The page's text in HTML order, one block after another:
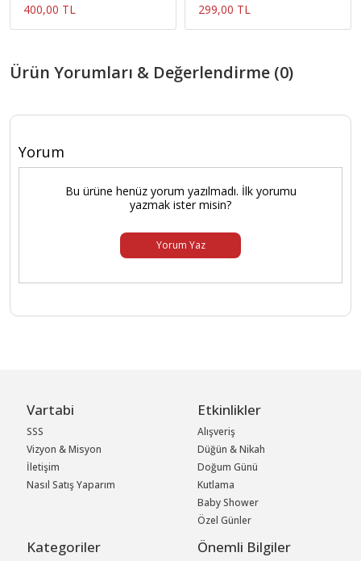
400,00 TL 299,00 TL
Ürün Yorumları & Değerlendirme (0)
Yorum
Bu ürüne henüz yorum yazılmadı. İlk yorumu
yazmak ister misin?
Yorum Yaz
Vartabi
SSS
Vizyon & Misyon
İletişim
Nasıl Satış Yaparım
Etkinlikler
Alışveriş
Düğün & Nikah
Doğum Günü
Kutlama
Baby Shower
Özel Günler
Kategoriler Önemli Bilgiler